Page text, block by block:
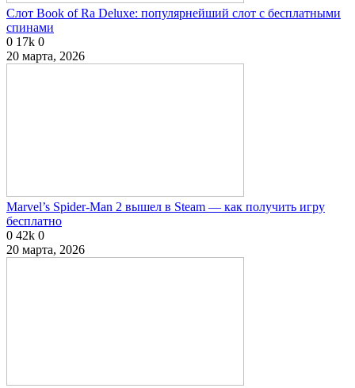
Слот Book of Ra Deluxe: популярнейший слот с бесплатными
спинами
0 17k 0
20 марта, 2026
Marvel’s Spider-Man 2 вышел в Steam — как получить игру
бесплатно
0 42k 0
20 марта, 2026